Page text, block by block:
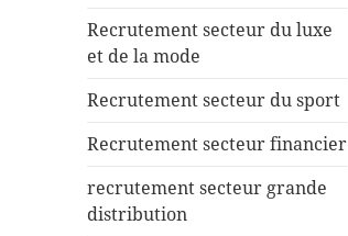
Recrutement secteur du luxe
et de la mode
Recrutement secteur du sport
Recrutement secteur financier
recrutement secteur grande
distribution